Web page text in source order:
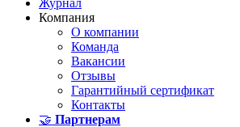
Журнал
Компания
О компании
Команда
Вакансии
Отзывы
Гарантийный сертификат
Контакты
🤝 Партнерам